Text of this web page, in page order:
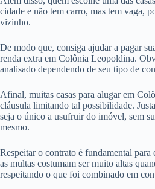
cidade e não tem carro, mas tem vaga,
vizinho.
De modo que, consiga ajudar a pagar
renda extra em Colônia Leopoldina.
analisado dependendo de seu tipo de
Afinal, muitas casas para alugar em
cláusula limitando tal possibilidade.
seja o único a usufruir do imóvel, sem
mesmo.
Respeitar o contrato é fundamental
as multas costumam ser muito altas
respeitando o que foi combinado em